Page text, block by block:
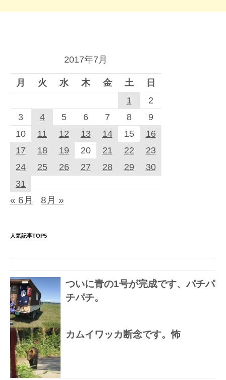
2017年7月
月 火 水 木 金 土
日
1
2
3
4 5 6 7 8
9
10
11 12 13 14 15
16
17
18 19 20 21 22
23
24
25 26 27 28 29
30
31
« 6月 8月 »
人気記事TOP5
ついに青の1号が完成です、パチパ
チパチ。
カムイワッカ断念です。怖